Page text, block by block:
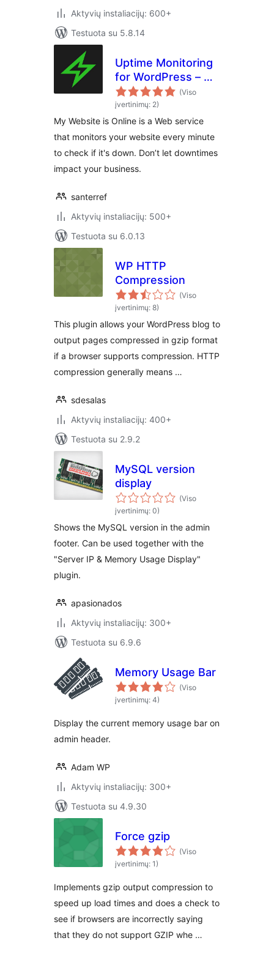
Aktyvių instaliacijų: 600+
Testuota su 5.8.14
Uptime Monitoring
for WordPress – My
Website is Online
(Viso
įvertinimų: 2)
My Website is Online is a Web service
that monitors your website every minute
to check if it's down. Don’t let downtimes
impact your business.
santerref
Aktyvių instaliacijų: 500+
Testuota su 6.0.13
WP HTTP
Compression
(Viso
įvertinimų: 8)
This plugin allows your WordPress blog to
output pages compressed in gzip format
if a browser supports compression. HTTP
compression generally means …
sdesalas
Aktyvių instaliacijų: 400+
Testuota su 2.9.2
MySQL version
display
(Viso
įvertinimų: 0)
Shows the MySQL version in the admin
footer. Can be used together with the
"Server IP & Memory Usage Display"
plugin.
apasionados
Aktyvių instaliacijų: 300+
Testuota su 6.9.6
Memory Usage Bar
(Viso
įvertinimų: 4)
Display the current memory usage bar on
admin header.
Adam WP
Aktyvių instaliacijų: 300+
Testuota su 4.9.30
Force gzip
(Viso
įvertinimų: 1)
Implements gzip output compression to
speed up load times and does a check to
see if browsers are incorrectly saying
that they do not support GZIP whe …